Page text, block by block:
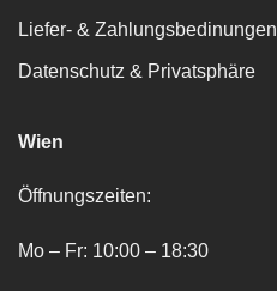
Liefer- & Zahlungsbedinungen
Datenschutz & Privatsphäre
Wien
Öffnungszeiten:
Mo – Fr: 10:00 – 18:30